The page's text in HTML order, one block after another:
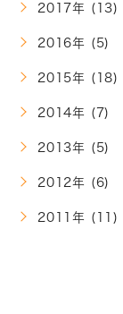
2017年 (13)
2016年 (5)
2015年 (18)
2014年 (7)
2013年 (5)
2012年 (6)
2011年 (11)